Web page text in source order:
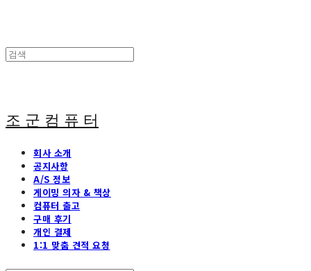
조 군 컴 퓨 터
회사 소개
공지사항
A/S 정보
게이밍 의자 & 책상
컴퓨터 출고
구매 후기
개인 결제
1:1 맞춤 견적 요청